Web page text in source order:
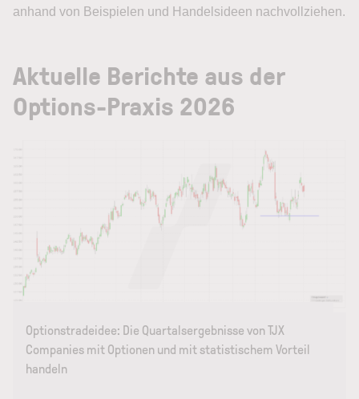
anhand von Beispielen und Handelsideen nachvollziehen.
Aktuelle Berichte aus der
Options-Praxis 2026
Optionstradeidee: Die Quartalsergebnisse von TJX
Companies mit Optionen und mit statistischem Vorteil
handeln